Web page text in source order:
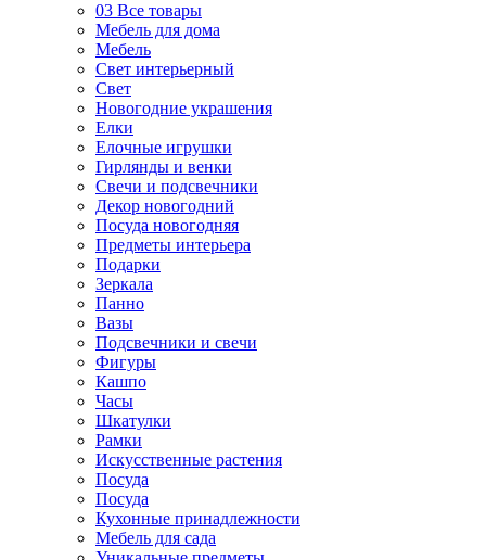
03 Все товары
Мебель для дома
Мебель
Свет интерьерный
Свет
Новогодние украшения
Елки
Елочные игрушки
Гирлянды и венки
Свечи и подсвечники
Декор новогодний
Посуда новогодняя
Предметы интерьера
Подарки
Зеркала
Панно
Вазы
Подсвечники и свечи
Фигуры
Кашпо
Часы
Шкатулки
Рамки
Искусственные растения
Посуда
Посуда
Кухонные принадлежности
Мебель для сада